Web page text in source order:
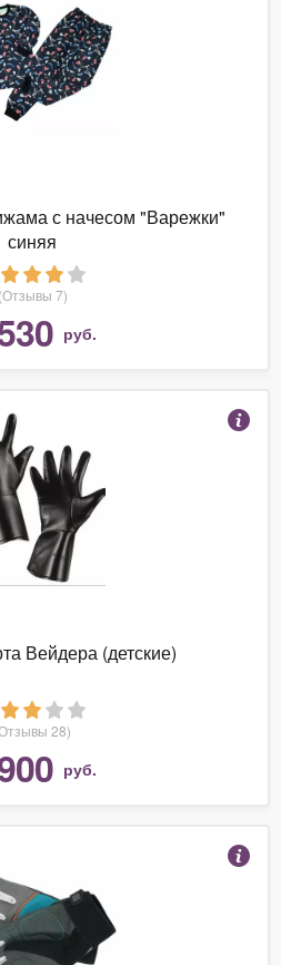
с начесом "Варежки"
синяя
(Отзывы 7)
руб.
Вейдера (детские)
28)
руб.